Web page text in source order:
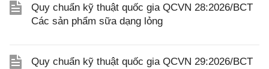
Quy chuẩn kỹ thuật quốc gia QCVN 28:2026/BCT
Các sản phẩm sữa dạng lỏng
Quy chuẩn kỹ thuật quốc gia QCVN 29:2026/BCT